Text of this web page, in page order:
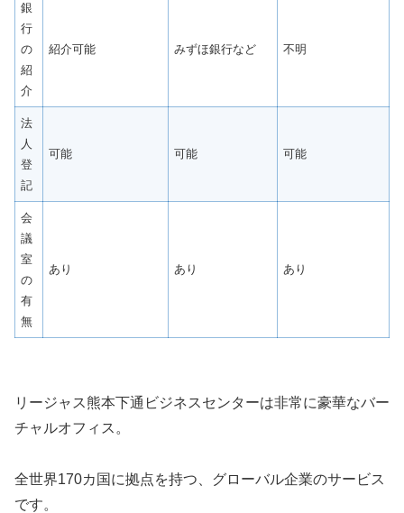
銀
行
の
紹
介
紹介可能 みずほ銀行など 不明
法
人
登
記
可能 可能 可能
会
議
室
の
有
無
あり あり あり
リージャス熊本下通ビジネスセンターは非常に豪華なバー
チャルオフィス。
全世界170カ国に拠点を持つ、グローバル企業のサービス
です。